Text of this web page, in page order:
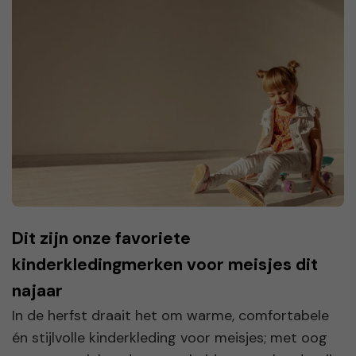
Dit zijn onze favoriete
kinderkledingmerken voor meisjes dit
najaar
In de herfst draait het om warme, comfortabele
én stijlvolle kinderkleding voor meisjes; met oog